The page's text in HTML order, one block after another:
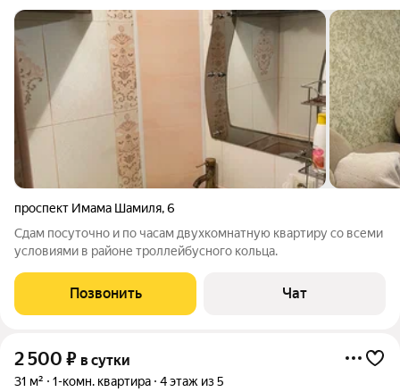
проспект Имама Шамиля,6
Сдам посуточно и по часам двухкомнатную квартиру со всеми
условиями в районе троллейбусного кольца.
Позвонить Чат
2 500 ₽ в сутки
31 м² 1-комн. квартира 4 этаж из 5